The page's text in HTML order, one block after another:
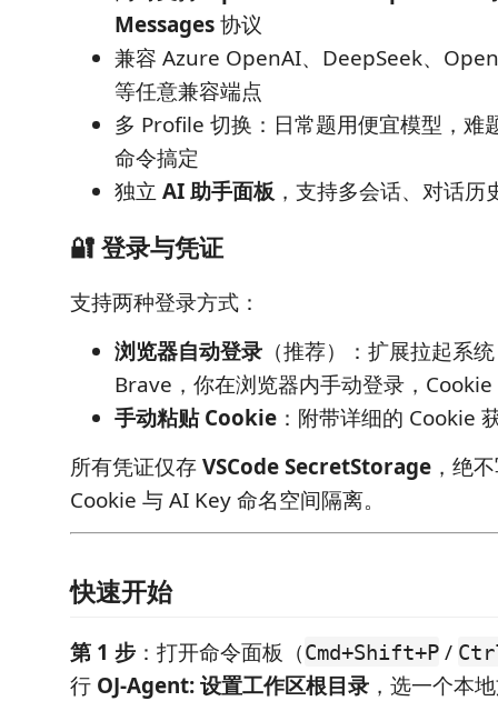
Messages协议
兼容 Azure OpenAI、DeepSeek、
等任意兼容端点
多 Profile 切换：日常题用便宜模型，难
命令搞定
独立 AI 助手面板 ，支持多会话、对话历
🔐 登录与凭证
支持两种登录方式：
浏览器自动登录 （推荐）：扩展拉起系
Brave，你在浏览器内手动登录，
手动粘贴 Cookie ：附带详细的 Cookie
所有凭证仅存VSCode SecretStorage ，绝
Cookie 与 AI Key 命名空间隔离。
快速开始
第 1 步 ：打开命令面板（Cmd+Shift+P /
行 OJ-Agent: 设置工作区根目录 ，选一个本